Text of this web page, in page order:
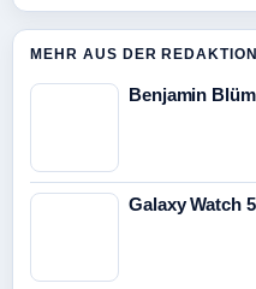
MEHR AUS DER REDAKTION
Benjamin
Galaxy Watch